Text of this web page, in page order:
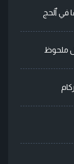
في ٱلحج
ملحوظ